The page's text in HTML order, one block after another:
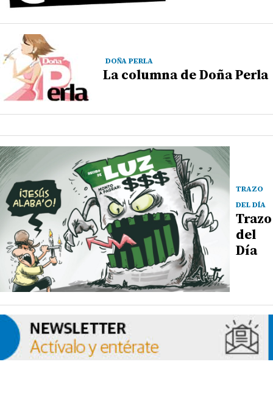
DOÑA PERLA
La columna de Doña Perla
TRAZO
DEL DÍA
Trazo
del
Día